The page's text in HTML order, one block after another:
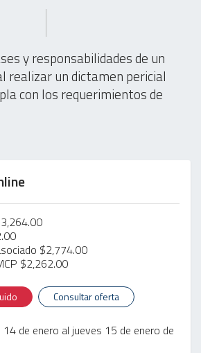
y responsabilidades de un
realizar un dictamen pericial
con los requerimientos de
$2,774.00
$2,262.00
Consultar oferta
de enero al jueves 15 de enero de